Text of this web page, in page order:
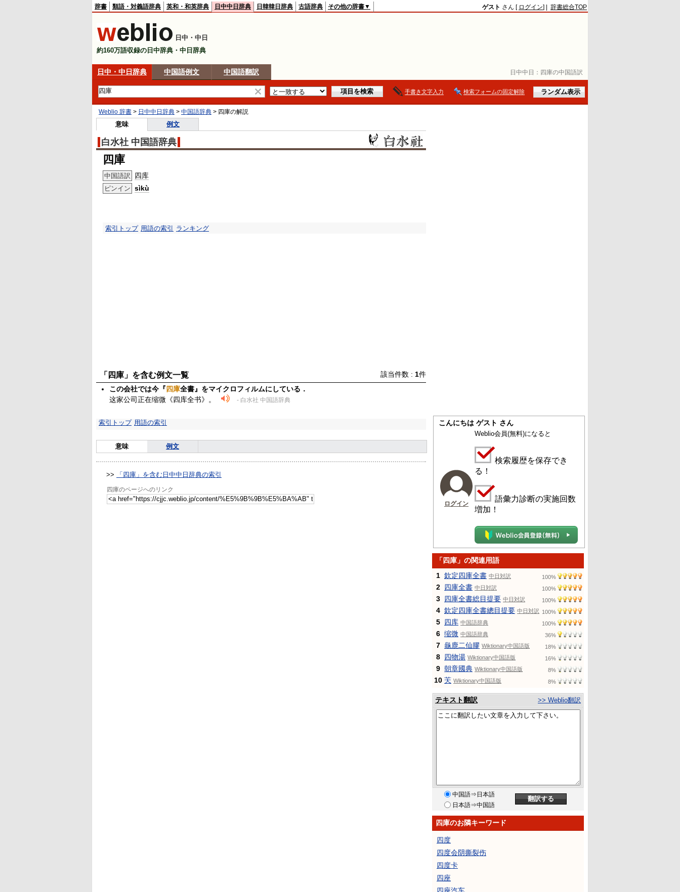
日中中日： 四庫の中国語訳
辞書 類語・対義語辞典 英和・和英辞典 日中中日辞典 日韓韓日辞典 古語辞典 その他の辞書▼ ゲスト さん [ ログイン] | 辞書総合TOP
日中・中日
約160万語収録の日中辞典・中日辞典
日中・中日辞典 中国語例文 中国語翻訳
手書き文字入力 検索フォームの固定解除
Weblio 辞書 > 日中中日辞典 > 中国語辞典 > 四庫の解説
意味 例文
白水社 中国語辞典
四庫
中国語訳 四库
ピンイン sìkù
索引トップ 用語の索引 ランキング
「四庫」を含む例文一覧 該当件数 : 1件
この会社では今『 四庫全書』をマイクロフィルムにしている．
这家公司正在缩微《四库全书》。
- 白水社 中国語辞典
索引トップ 用語の索引
意味 例文
>> 「四庫」を含む日中中日辞典の索引
四庫のページへのリンク
こんにちは ゲスト さん
ログイン
Weblio会員(無料)になると
検索履歴を保存でき
る！
語彙力診断の実施回数
増加！
「四庫」の関連用語
1 欽定四庫全書 中日対訳 100%
2 四庫全書 中日対訳 100%
3 四庫全書総目提要 中日対訳 100%
4 欽定四庫全書總目提要 中日対訳 100%
5 四库 中国語辞典 100%
6 缩微 中国語辞典 36%
7 龜鹿二仙膠 Wiktionary中国語版 18%
8 四物湯 Wiktionary中国語版 16%
9 朝章國典 Wiktionary中国語版 8%
10 芖 Wiktionary中国語版 8%
テキスト翻訳 >> Weblio翻訳
中国語⇒日本語
日本語⇒中国語
四庫のお隣キーワード
四度
四度会阴撕裂伤
四度卡
四座